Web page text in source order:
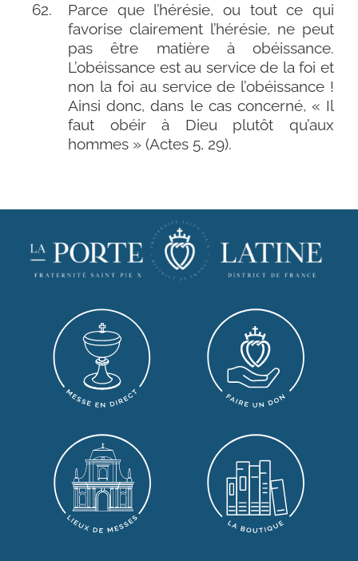
Parce que l’hérésie, ou tout ce qui
favo­rise clai­re­ment l’hérésie, ne peut
pas être matière à obéis­sance.
L’obéissance est au ser­vice de la foi et
non la foi au ser­vice de l’obéissance !
Ainsi donc, dans le cas concer­né, « Il
faut obéir à Dieu plu­tôt qu’aux
hommes » (Actes 5, 29).